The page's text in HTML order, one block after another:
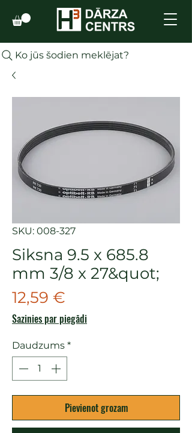
Ko jūs šodien meklējat?
SKU: 008-327
Siksna 9.5 x 685.8
mm 3/8 x 27&quot;
12,59 €
Sazinies par piegādi
Daudzums *
Pievienot grozam